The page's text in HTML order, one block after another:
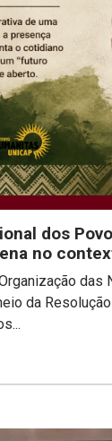
dos
no
das
da